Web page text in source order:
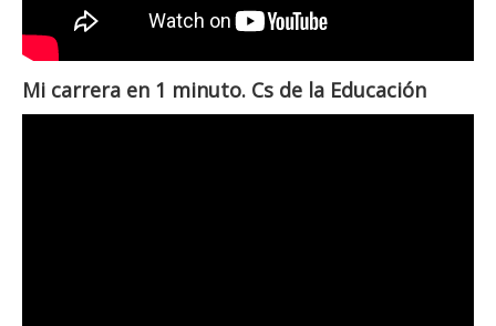
Mi carrera en 1 minuto. Cs de la Educación